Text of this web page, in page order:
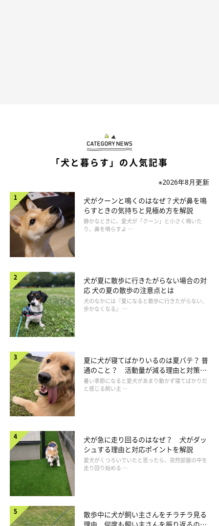
「犬と暮らす」の人気記事
※2026年8月更新
犬がクーンと鳴くのはなぜ？犬が鼻を鳴
らすときの気持ちと見極め方を解説
静かなときに、愛犬が「クーン」と小さく鳴いた
り、鼻を鳴らすよ …
犬が夏に散歩に行きたがらない場合の対
応 犬の夏の散歩の注意点とは
犬のなかには『夏になると散歩に行きたがらない、
歩かなくなる』 …
夏に犬が寝てばかりいるのは夏バテ？ 普
通のこと？ 活動量が減る理由と対策と
は
暑い季節になると愛犬があまり動かず寝てばかりだ
と感じる飼い主 …
犬が急に走り回るのはなぜ？ 犬がダッ
シュする理由と対応ポイントを解説
愛犬がくつろいでいたと思ったら、突然部屋の中を
走り回り始める …
散歩中に犬が飼い主さんをチラチラ見る
理由 何度も飼い主さんを振り返るのは